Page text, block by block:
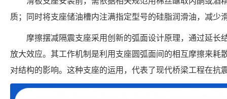
质；同时将支座储油槽内注满指定型号的硅脂润滑油，减少
摩擦摆减隔震支座采用创新的弧面设计原理，通过延长
放大效应。其工作机制是利用支座圆弧面间的相互摩擦来耗
对结构的影响。这种支座的运用，代表了现代桥梁工程在抗